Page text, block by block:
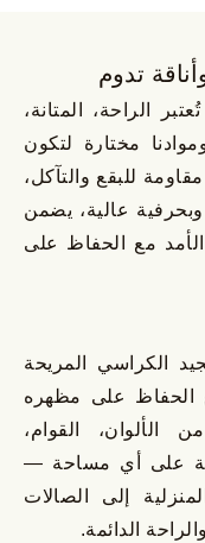
تدوم
الراحة، المتانة،
مختارة لتكون
للبقع والتآكل،
عالية، يضمن
مع الحفاظ على
الكراسي المريحة
الحفاظ على مظهره
القوام،
على أي مساحة —
إلى الصالات
الدائمة.